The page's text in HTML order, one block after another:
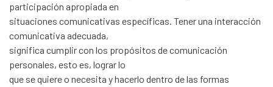
participación apropiada en
situaciones comunicativas específicas. Tener una interacción
comunicativa adecuada,
significa cumplir con los propósitos de comunicación
personales, esto es, lograr lo
que se quiere o necesita y hacerlo dentro de las formas